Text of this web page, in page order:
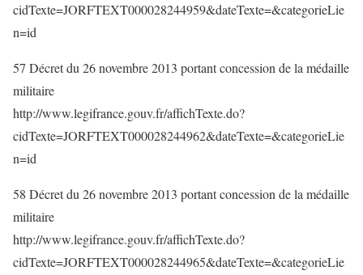
cidTexte=JORFTEXT000028244959&dateTexte=&categorieLie
n=id
57 Décret du 26 novembre 2013 portant concession de la médaille
militaire
http://www.legifrance.gouv.fr/affichTexte.do?
cidTexte=JORFTEXT000028244962&dateTexte=&categorieLie
n=id
58 Décret du 26 novembre 2013 portant concession de la médaille
militaire
http://www.legifrance.gouv.fr/affichTexte.do?
cidTexte=JORFTEXT000028244965&dateTexte=&categorieLie